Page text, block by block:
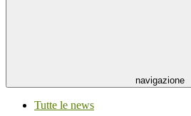
navigazione
Tutte le news